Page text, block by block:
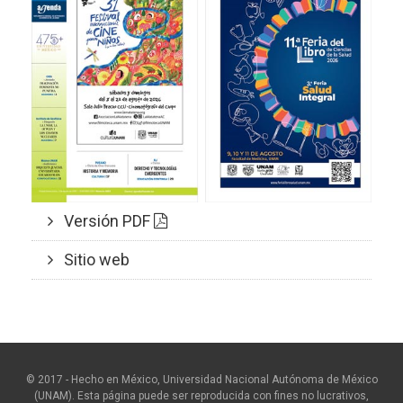
Versión PDF
Sitio web
© 2017 - Hecho en México, Universidad Nacional Autónoma de México
(UNAM). Esta página puede ser reproducida con fines no lucrativos,